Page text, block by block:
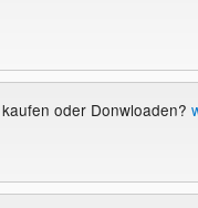
oder Donwloaden?